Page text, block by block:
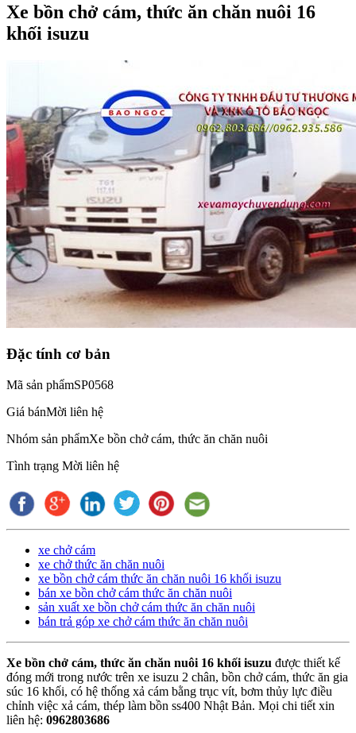
Xe bồn chở cám, thức ăn chăn nuôi 16
khối isuzu
Đặc tính cơ bản
Mã sản phẩmSP0568
Giá bánMời liên hệ
Nhóm sản phẩmXe bồn chở cám, thức ăn chăn nuôi
Tình trạng Mời liên hệ
xe chở cám
xe chở thức ăn chăn nuôi
xe bồn chở cám thức ăn chăn nuôi 16 khối isuzu
bán xe bồn chở cám thức ăn chăn nuôi
sản xuất xe bồn chở cám thức ăn chăn nuôi
bán trả góp xe chở cám thức ăn chăn nuôi
Xe bồn chở cám, thức ăn chăn nuôi 16 khối isuzu được thiết kế
đóng mới trong nước trên xe isuzu 2 chân, bồn chở cám, thức ăn gia
súc 16 khối, có hệ thống xả cám bằng trục vít, bơm thủy lực điều
chỉnh việc xả cám, thép làm bồn ss400 Nhật Bản. Mọi chi tiết xin
liên hệ: 0962803686